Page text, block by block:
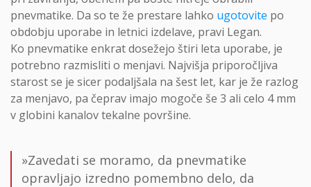
pnevmatike. Da so te že prestare lahko ugotovite po
obdobju uporabe in letnici izdelave, pravi Legan.
Ko pnevmatike enkrat dosežejo štiri leta uporabe, je
potrebno razmisliti o menjavi. Najvišja priporočljiva
starost se je sicer podaljšala na šest let, kar je že razlog
za menjavo, pa čeprav imajo mogoče še 3 ali celo 4 mm
v globini kanalov tekalne površine.
»Zavedati se moramo, da pnevmatike
opravljajo izredno pomembno delo, da